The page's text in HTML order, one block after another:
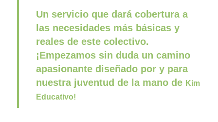
Un servicio que dará cobertura a
las necesidades más básicas y
reales de este colectivo.
¡Empezamos sin duda un camino
apasionante diseñado por y para
nuestra juventud de la mano de Kim
Educativo!